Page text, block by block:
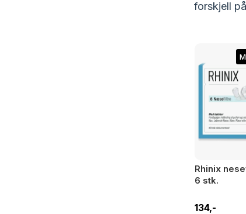
forskjell
Rhinix
6 stk.
134,-